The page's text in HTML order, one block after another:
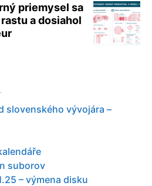
priemysel sa
a dosiahol
slovenského vývojára –
suborov
– výmena disku